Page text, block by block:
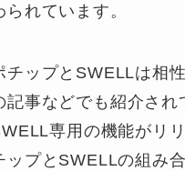
れています。
チップとSWELLは相
記事などでも紹介され
専用の機能がリ
ップとSWELLの組み